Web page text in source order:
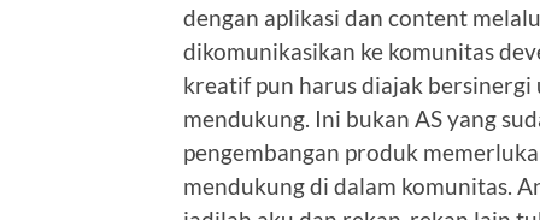
dengan aplikasi dan content
dikomunikasikan ke komunitas
kreatif pun harus diajak
mendukung. Ini bukan AS yang
pengembangan produk
mendukung di dalam komunitas.